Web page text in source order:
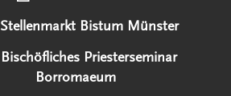
Stellenmarkt Bistum Münster
Bischöfliches Priesterseminar
Borromaeum